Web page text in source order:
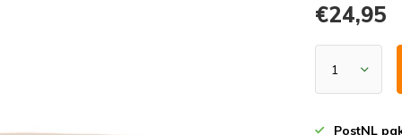
€24,95
PostNL